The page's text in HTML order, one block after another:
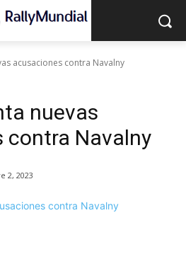
acusaciones contra Navalny
nuevas
contra Navalny
2, 2023